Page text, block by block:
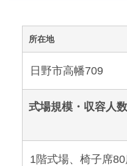
所在地
日野市高幡709
式場規模・収容人数
1階式場、椅子席